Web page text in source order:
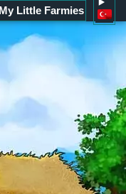
My Little Farmies